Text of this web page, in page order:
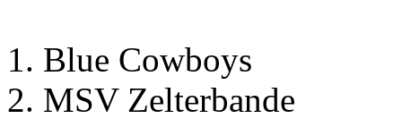
1. Blue Cowboys
2. MSV Zelterbande